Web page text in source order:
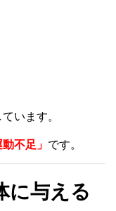
います。
動不足」 です。
に与える